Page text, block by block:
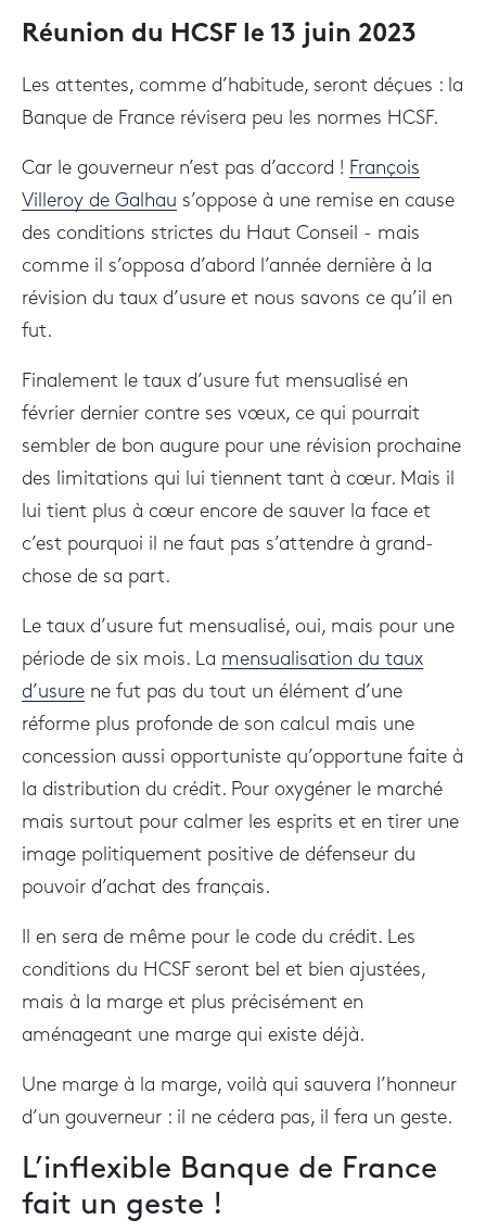
Réunion du HCSF le 13 juin 2023
Les attentes, comme d’habitude, seront déçues : la
Banque de France révisera peu les normes HCSF.
Car le gouverneur n’est pas d’accord ! François
Villeroy de Galhau s’oppose à une remise en cause
des conditions strictes du Haut Conseil - mais
comme il s’opposa d’abord l’année dernière à la
révision du taux d’usure et nous savons ce qu’il en
fut.
Finalement le taux d’usure fut mensualisé en
février dernier contre ses vœux, ce qui pourrait
sembler de bon augure pour une révision prochaine
des limitations qui lui tiennent tant à cœur. Mais il
lui tient plus à cœur encore de sauver la face et
c’est pourquoi il ne faut pas s’attendre à grand-
chose de sa part.
Le taux d’usure fut mensualisé, oui, mais pour une
période de six mois. La mensualisation du taux
d’usure ne fut pas du tout un élément d’une
réforme plus profonde de son calcul mais une
concession aussi opportuniste qu’opportune faite à
la distribution du crédit. Pour oxygéner le marché
mais surtout pour calmer les esprits et en tirer une
image politiquement positive de défenseur du
pouvoir d’achat des français.
Il en sera de même pour le code du crédit. Les
conditions du HCSF seront bel et bien ajustées,
mais à la marge et plus précisément en
aménageant une marge qui existe déjà.
Une marge à la marge, voilà qui sauvera l’honneur
d’un gouverneur : il ne cédera pas, il fera un geste.
L’inflexible Banque de France
fait un geste !